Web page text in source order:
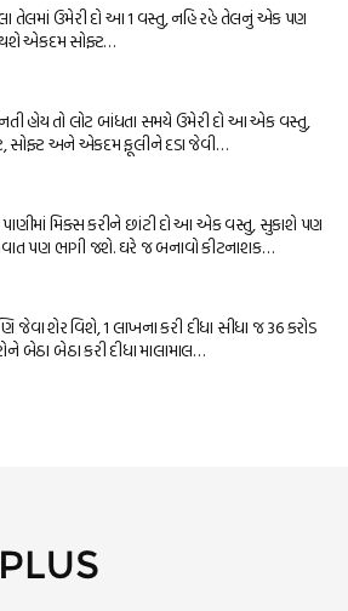
તેલમાં ઉમેરી દો આ 1 વસ્તુ, નહિ રહે તેલનું એક પણ
એકદમ સોફ્ટ…
હોય તો લોટ બાંધતા સમયે ઉમેરી દો આ એક વસ્તુ,
સોફ્ટ અને એકદમ ફૂલીને દડા જેવી…
મિક્સ કરીને છાંટી દો આ એક વસ્તુ, સુકાશે પણ
પણ ભાગી જશે. ઘરે જ બનાવો કીટનાશક…
જેવા શેર વિશે, 1 લાખના કરી દીધા સીધા જ 36 કરોડ
બેઠા બેઠા કરી દીધા માલામાલ…